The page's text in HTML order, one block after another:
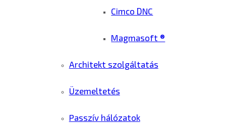
Cimco DNC
Magmasoft ®
Architekt szolgáltatás
Üzemeltetés
Passzív hálózatok